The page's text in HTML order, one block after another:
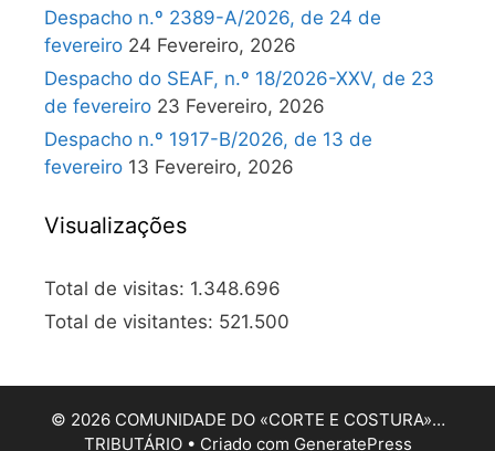
Despacho n.º 2389-A/2026, de 24 de
fevereiro 24 Fevereiro, 2026
Despacho do SEAF, n.º 18/2026-XXV, de 23
de fevereiro 23 Fevereiro, 2026
Despacho n.º 1917-B/2026, de 13 de
fevereiro 13 Fevereiro, 2026
Visualizações
Total de visitas: 1.348.696
Total de visitantes: 521.500
© 2026 COMUNIDADE DO «CORTE E COSTURA»…
TRIBUTÁRIO• Criado com GeneratePress